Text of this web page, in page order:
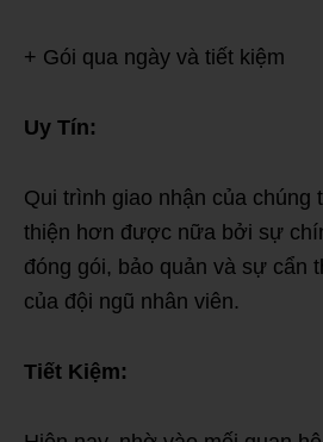
+ Gói qua ngày và tiết kiệm
Uy Tín:
Qui trình giao nhận của chúng
thiện hơn được nữa bởi sự
đóng gói, bảo quản và sự cẩn
của đội ngũ nhân viên.
Tiết Kiệm: